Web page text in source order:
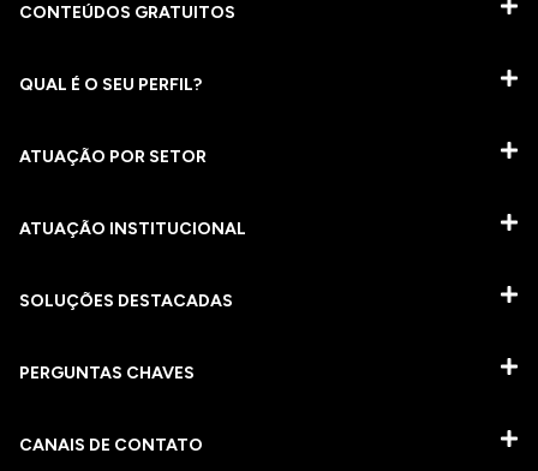
CONTEÚDOS GRATUITOS
QUAL É O SEU PERFIL?
ATUAÇÃO POR SETOR
ATUAÇÃO INSTITUCIONAL
SOLUÇÕES DESTACADAS
PERGUNTAS CHAVES​
CANAIS DE CONTATO